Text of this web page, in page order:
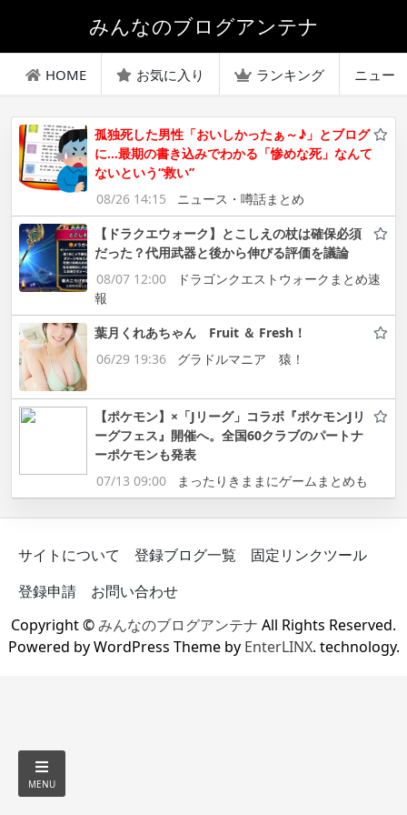
みんなのブログアンテナ
HOME お気に入り ランキング ニュー
孤独死した男性「おいしかったぁ～♪」とブログ
に…最期の書き込みでわかる「惨めな死」なんて
ないという“救い”
08/26 14:15
ニュース・噂話まとめ
【ドラクエウォーク】とこしえの杖は確保必須
だった？代用武器と後から伸びる評価を議論
08/07 12:00
ドラゴンクエストウォークまとめ速
報
葉月くれあちゃん Fruit ＆ Fresh！
06/29 19:36
グラドルマニア 猿！
【ポケモン】×「Jリーグ」コラボ『ポケモンJリ
ーグフェス』開催へ。全国60クラブのパートナ
ーポケモンも発表
07/13 09:00
まったりきままにゲームまとめも
サイトについて 登録ブログ一覧
固定リンクツール
登録申請
お問い合わせ
Copyright ©みんなのブログアンテナ All Rights Reserved.
Powered by WordPress Theme by EnterLINX. technology.
MENU